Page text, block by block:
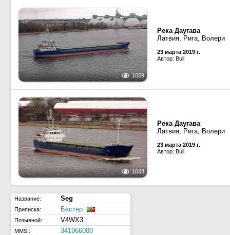
1059
Река Даугава
Латвия, Рига, Волери
23 марта 2019 г.
Автор: Bull
1043
Река Даугава
Латвия, Рига, Волери
23 марта 2019 г.
Автор: Bull
Название: Seg
Приписка: Бастер
Позывной: V4WX3
MMSI:
341966000